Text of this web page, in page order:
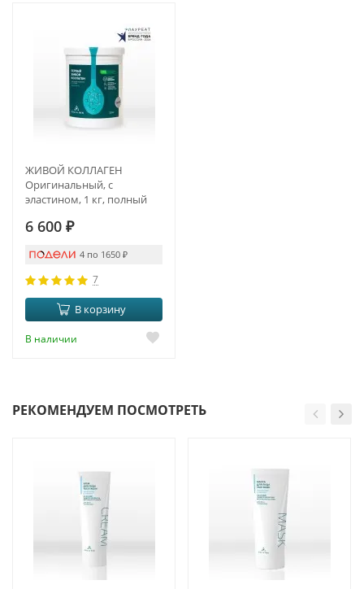
ЖИВОЙ КОЛЛАГЕН
Оригинальный, с
эластином, 1 кг, полный
6 600 ₽
4 по 1650 ₽
7
В корзину
В наличии
РЕКОМЕНДУЕМ ПОСМОТРЕТЬ